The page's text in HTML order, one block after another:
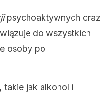
psychoaktywnych oraz
do wszystkich
osoby po
takie jak alkohol i